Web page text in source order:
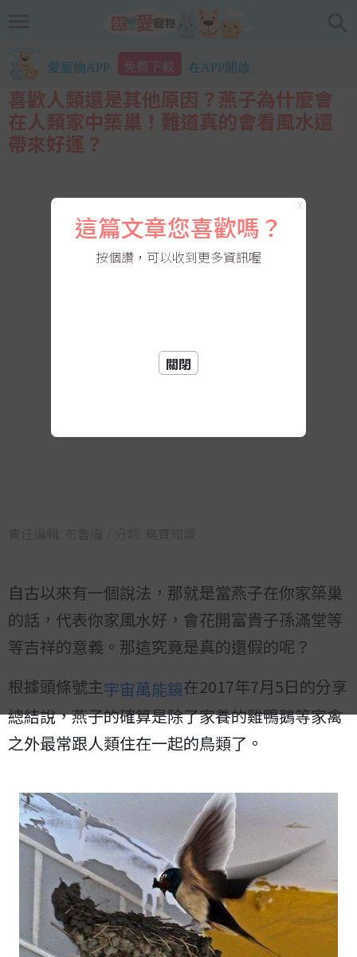
愛寵物APP 免費下載 在APP開啟
喜歡人類還是其他原因？燕子為什麼會
在人類家中築巢！難道真的會看風水還
帶來好運？
責任編輯: 布魯編 / 分類: 鳥寶知識
自古以來有一個說法，那就是當燕子在你家築巢
的話，代表你家風水好，會花開富貴子孫滿堂等
等吉祥的意義。那這究竟是真的還假的呢？
根據頭條號主宇宙萬能鏡在2017年7月5日的分享
總結說，燕子的確算是除了家養的雞鴨鵝等家禽
之外最常跟人類住在一起的鳥類了。
X
這篇文章您喜歡嗎？
按個讚，可以收到更多資訊喔
關閉